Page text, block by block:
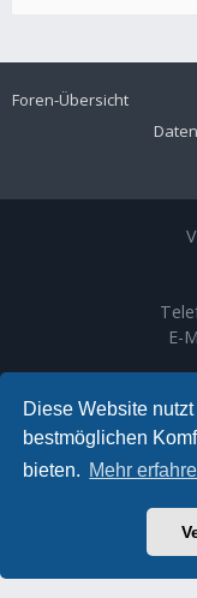
Diese Website
bestmöglichen
bieten. Mehr
Foren-Übersicht
E-